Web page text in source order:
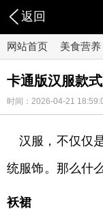
返回
网站首页 美食营养
卡通版汉服款
时间：2026-04-21
汉服，不仅仅
统服饰。那么什
袄裙